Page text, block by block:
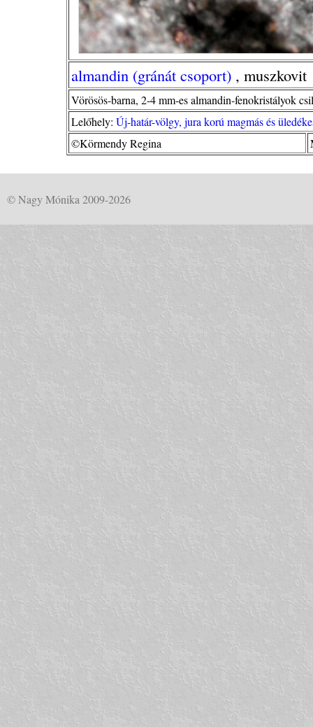
almandin (gránát csoport), muszkovit
Vörösös-barna, 2-4 mm-es almandin-fenokristályok
Lelőhely: Új-határ-völgy, jura korú magmás és
©Körmendy Regina
© Nagy Mónika 2009-2026